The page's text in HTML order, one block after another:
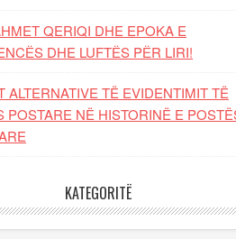
QERIQI DHE EPOKA E
DHE LUFTЁS PЁR LIRI!
ALTERNATIVE TË EVIDENTIMIT TË
POSTARE NË HISTORINË E
KATEGORITË